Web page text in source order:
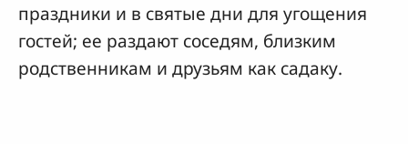
праздники и в святые дни для угощения
гостей; ее раздают соседям, близким
родственникам и друзьям как садаку.